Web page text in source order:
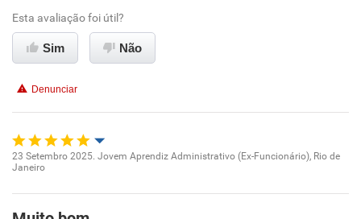
Benefícios
Recomenda esta empresa
Ambiente de trabalho
Benefícios
Recomenda esta empresa
Esta avaliação foi útil?
Sim Não
Denunciar
Oportunidade de promoção
Ambiente de trabalho
23 Setembro 2025. Jovem Aprendiz Administrativo (Ex-Funcionário), Rio de
Janeiro